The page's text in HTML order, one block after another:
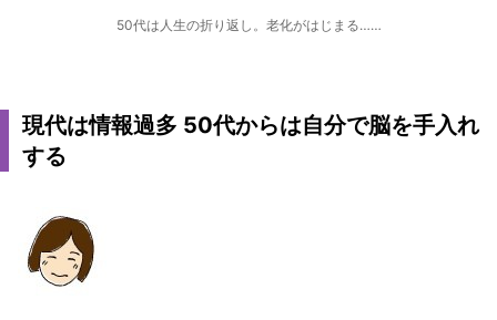
50代は人生の折り返し。老化がはじまる……
現代は情報過多 50代からは自分で脳を手入れ
する